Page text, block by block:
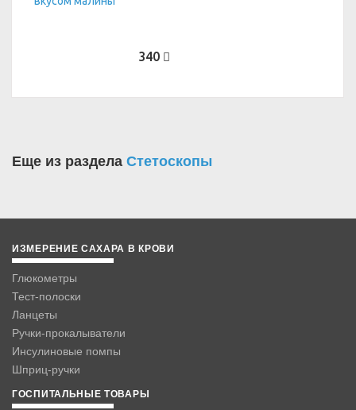
340
Еще из раздела Стетоскопы
ИЗМЕРЕНИЕ САХАРА В КРОВИ
Глюкометры
Тест-полоски
Ланцеты
Ручки-прокалыватели
Инсулиновые помпы
Шприц-ручки
ГОСПИТАЛЬНЫЕ ТОВАРЫ